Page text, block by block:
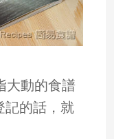
大動的食譜
記的話，就